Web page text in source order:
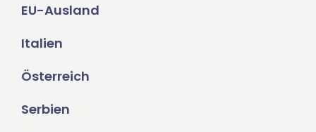
EU-Ausland
Italien
Österreich
Serbien